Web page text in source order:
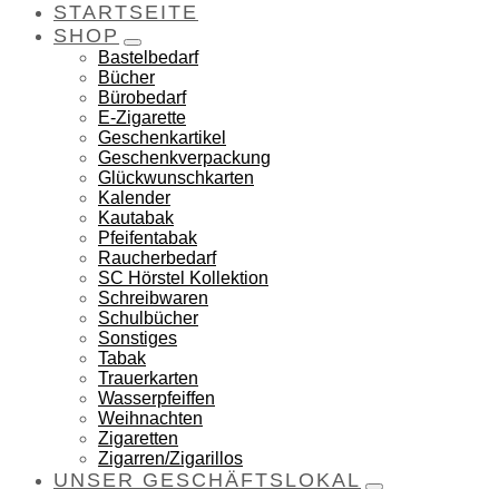
STARTSEITE
SHOP
Bastelbedarf
Bücher
Bürobedarf
E-Zigarette
Geschenkartikel
Geschenkverpackung
Glückwunschkarten
Kalender
Kautabak
Pfeifentabak
Raucherbedarf
SC Hörstel Kollektion
Schreibwaren
Schulbücher
Sonstiges
Tabak
Trauerkarten
Wasserpfeiffen
Weihnachten
Zigaretten
Zigarren/Zigarillos
UNSER GESCHÄFTSLOKAL